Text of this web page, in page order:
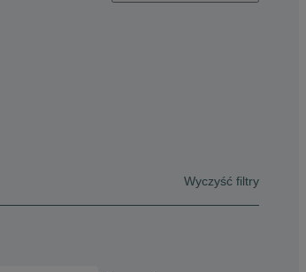
Wyczyść filtry